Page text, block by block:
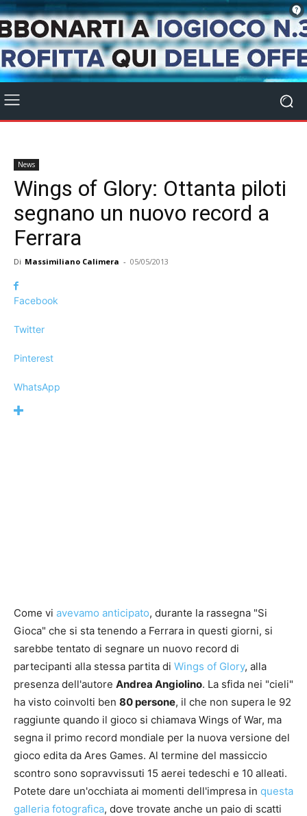
News
Wings of Glory: Ottanta piloti
segnano un nuovo record a
Ferrara
Di Massimiliano Calimera - 05/05/2013
Facebook
Twitter
Pinterest
WhatsApp
Come vi avevamo anticipato, durante la rassegna "Si
Gioca" che si sta tenendo a Ferrara in questi giorni, si
sarebbe tentato di segnare un nuovo record di
partecipanti alla stessa partita di Wings of Glory, alla
presenza dell'autore Andrea Angiolino. La sfida nei "cieli"
ha visto coinvolti ben 80 persone, il che non supera le 92
raggiunte quando il gioco si chiamava Wings of War, ma
segna il primo record mondiale per la nuova versione del
gioco edita da Ares Games. Al termine del massiccio
scontro sono sopravvissuti 15 aerei tedeschi e 10 alleati.
Potete dare un'occhiata ai momenti dell'impresa in questa
galleria fotografica, dove trovate anche un paio di scatti